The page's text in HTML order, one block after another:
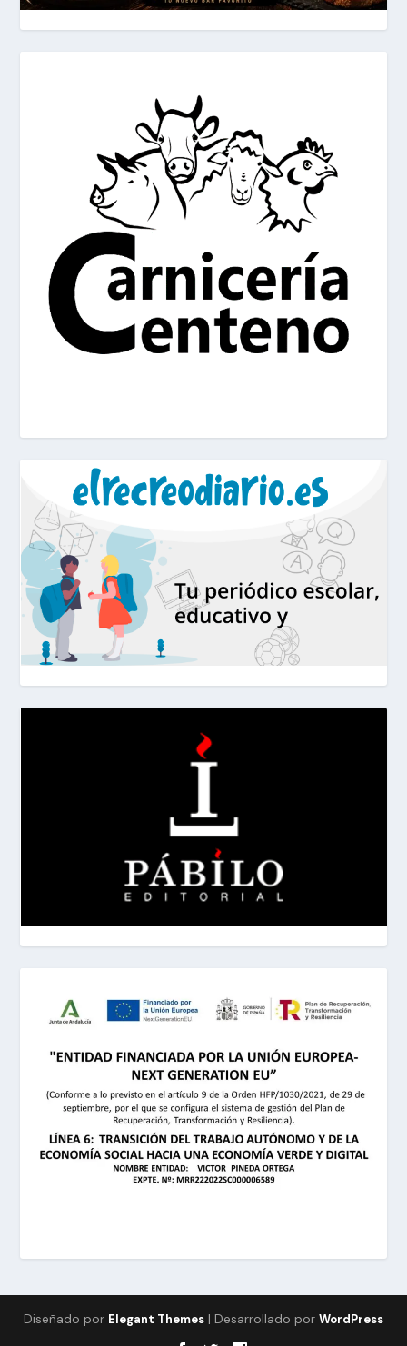
Diseñado por Elegant Themes | Desarrollado por WordPress